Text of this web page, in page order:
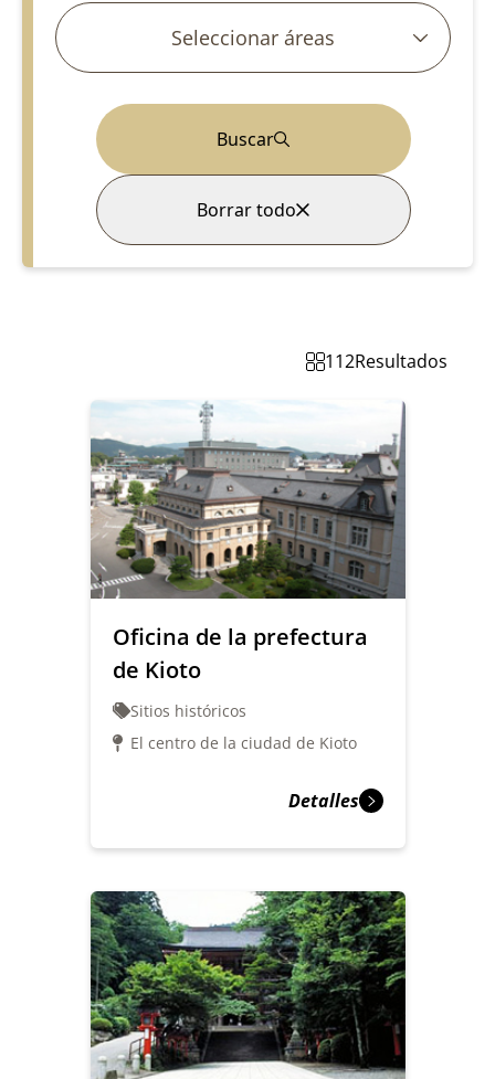
Seleccionar áreas
Buscar
Borrar todo
112Resultados
Oficina de la prefectura
de Kioto
Sitios históricos
El centro de la ciudad de Kioto
Detalles